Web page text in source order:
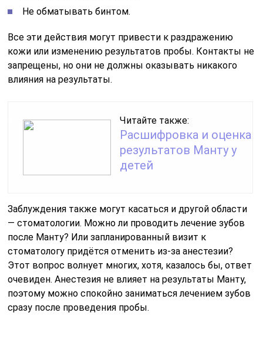
Не обматывать бинтом.
Все эти действия могут привести к раздражению
кожи или изменению результатов пробы. Контакты не
запрещены, но они не должны оказывать никакого
влияния на результаты.
Читайте также:
Расшифровка и оценка
результатов Манту у
детей
Заблуждения также могут касаться и другой области
— стоматологии. Можно ли проводить лечение зубов
после Манту? Или запланированный визит к
стоматологу придётся отменить из-за анестезии?
Этот вопрос волнует многих, хотя, казалось бы, ответ
очевиден. Анестезия не влияет на результаты Манту,
поэтому можно спокойно заниматься лечением зубов
сразу после проведения пробы.